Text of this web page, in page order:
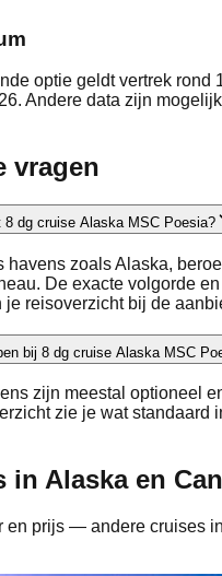
optie geldt vertrek rond
Andere data zijn
vragen
dg cruise Alaska MSC Poesia?
havens zoals Alaska,
De exacte volgorde
reisoverzicht bij de
bij 8 dg cruise Alaska MSC
zijn meestal optioneel
zie je wat standaard
in Alaska en
en prijs — andere cruises